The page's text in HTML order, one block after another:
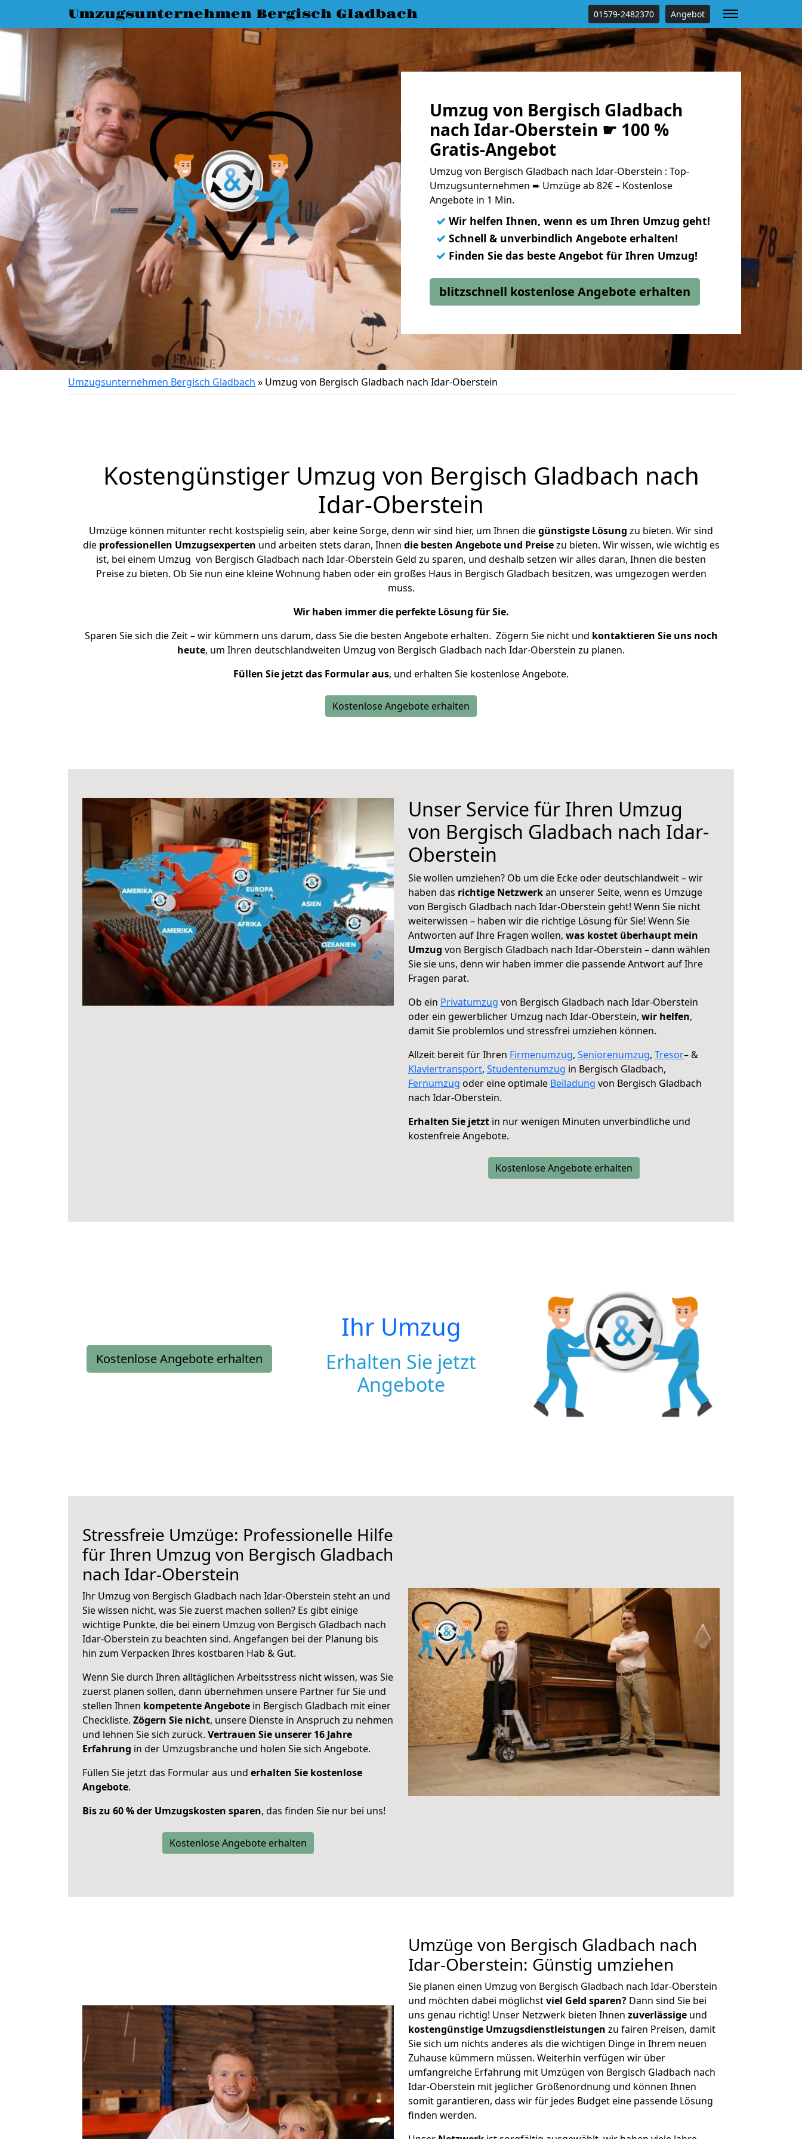
Umzugsunternehmen Bergisch Gladbach 01579-2482370 Angebot
Umzug von Bergisch Gladbach
nach Idar-Oberstein ☛ 100 %
Gratis-Angebot
Umzug von Bergisch Gladbach nach Idar-Oberstein : Top-
Umzugsunternehmen ➨ Umzüge ab 82€ – Kostenlose
Angebote in 1 Min.
✓ Wir helfen Ihnen, wenn es um Ihren Umzug geht!
✓ Schnell & unverbindlich Angebote erhalten!
✓ Finden Sie das beste Angebot für Ihren Umzug!
blitzschnell kostenlose Angebote erhalten
Umzugsunternehmen Bergisch Gladbach » Umzug von Bergisch Gladbach nach Idar-Oberstein
Kostengünstiger Umzug von Bergisch Gladbach nach
Idar-Oberstein
Umzüge können mitunter recht kostspielig sein, aber keine Sorge, denn wir sind hier, um Ihnen diegünstigste Lösung zu bieten. Wir sind
die professionellen Umzugsexperten und arbeiten stets daran, Ihnen die besten Angebote und Preisezu bieten. Wir wissen, wie wichtig es
ist, bei einem Umzug von Bergisch Gladbach nach Idar-Oberstein Geld zu sparen, und deshalb setzen wir alles daran, Ihnen die besten
Preise zu bieten. Ob Sie nun eine kleine Wohnung haben oder ein großes Haus in Bergisch Gladbach besitzen, was umgezogen werden
muss.
Wir haben immer die perfekte Lösung für Sie.
Sparen Sie sich die Zeit – wir kümmern uns darum, dass Sie die besten Angebote erhalten. Zögern Sie nicht und kontaktieren Sie uns noch
heute, um Ihren deutschlandweiten Umzug von Bergisch Gladbach nach Idar-Oberstein zu planen.
Füllen Sie jetzt das Formular aus, und erhalten Sie kostenlose Angebote.
Kostenlose Angebote erhalten
Unser Service für Ihren Umzug
von Bergisch Gladbach nach Idar-
Oberstein
Sie wollen umziehen? Ob um die Ecke oder deutschlandweit – wir
haben das richtige Netzwerkan unserer Seite, wenn es Umzüge
von Bergisch Gladbach nach Idar-Oberstein geht! Wenn Sie nicht
weiterwissen – haben wir die richtige Lösung für Sie! Wenn Sie
Antworten auf Ihre Fragen wollen, was kostet überhaupt mein
Umzug von Bergisch Gladbach nach Idar-Oberstein – dann wählen
Sie sie uns, denn wir haben immer die passende Antwort auf Ihre
Fragen parat.
Ob ein Privatumzug von Bergisch Gladbach nach Idar-Oberstein
oder ein gewerblicher Umzug nach Idar-Oberstein, wir helfen,
damit Sie problemlos und stressfrei umziehen können.
Allzeit bereit für Ihren Firmenumzug, Seniorenumzug, Tresor– &
Klaviertransport, Studentenumzug in Bergisch Gladbach,
Fernumzug oder eine optimale Beiladung von Bergisch Gladbach
nach Idar-Oberstein.
Erhalten Sie jetzt in nur wenigen Minuten unverbindliche und
kostenfreie Angebote.
Kostenlose Angebote erhalten
Kostenlose Angebote erhalten
Ihr Umzug
Erhalten Sie jetzt
Angebote
Stressfreie Umzüge: Professionelle Hilfe
für Ihren Umzug von Bergisch Gladbach
nach Idar-Oberstein
Ihr Umzug von Bergisch Gladbach nach Idar-Oberstein steht an und
Sie wissen nicht, was Sie zuerst machen sollen? Es gibt einige
wichtige Punkte, die bei einem Umzug von Bergisch Gladbach nach
Idar-Oberstein zu beachten sind. Angefangen bei der Planung bis
hin zum Verpacken Ihres kostbaren Hab & Gut.
Wenn Sie durch Ihren alltäglichen Arbeitsstress nicht wissen, was Sie
zuerst planen sollen, dann übernehmen unsere Partner für Sie und
stellen Ihnen kompetente Angebote in Bergisch Gladbach mit einer
Checkliste. Zögern Sie nicht, unsere Dienste in Anspruch zu nehmen
und lehnen Sie sich zurück. Vertrauen Sie unserer 16 Jahre
Erfahrung in der Umzugsbranche und holen Sie sich Angebote.
Füllen Sie jetzt das Formular aus und erhalten Sie kostenlose
Angebote.
Bis zu 60 % der Umzugskosten sparen, das finden Sie nur bei uns!
Kostenlose Angebote erhalten
Umzüge von Bergisch Gladbach nach
Idar-Oberstein: Günstig umziehen
Sie planen einen Umzug von Bergisch Gladbach nach Idar-Oberstein
und möchten dabei möglichstviel Geld sparen? Dann sind Sie bei
uns genau richtig! Unser Netzwerk bieten Ihnen zuverlässige und
kostengünstige Umzugsdienstleistungen zu fairen Preisen, damit
Sie sich um nichts anderes als die wichtigen Dinge in Ihrem neuen
Zuhause kümmern müssen. Weiterhin verfügen wir über
umfangreiche Erfahrung mit Umzügen von Bergisch Gladbach nach
Idar-Oberstein mit jeglicher Größenordnung und können Ihnen
somit garantieren, dass wir für jedes Budget eine passende Lösung
finden werden.